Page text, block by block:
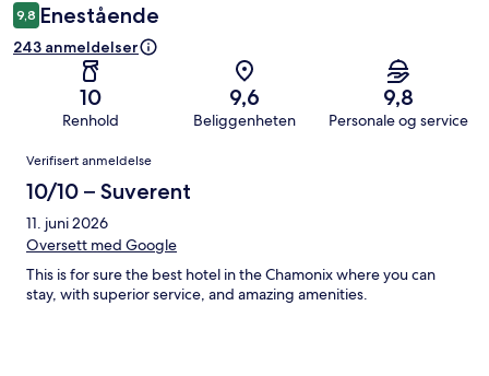
9,8 Enestående
243 anmeldelser
10
Renhold
9,6
Beliggenheten
9,8
Personale og service
Anmeldelser
Verifisert anmeldelse
10/10 – Suverent
11. juni 2026
Oversett med Google
This is for sure the best hotel in the Chamonix where you can
stay, with superior service, and amazing amenities.